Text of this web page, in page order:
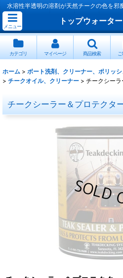
水溶性半透明の溶剤が天然チークの色を邪
メニュー
トップウォータ
カテゴリ マイページ 商品検索
ホーム > ボート洗剤、クリーナー、ポリッ
> チークオイル、クリーナー > チークシー
チークシーラー＆プロテクタ